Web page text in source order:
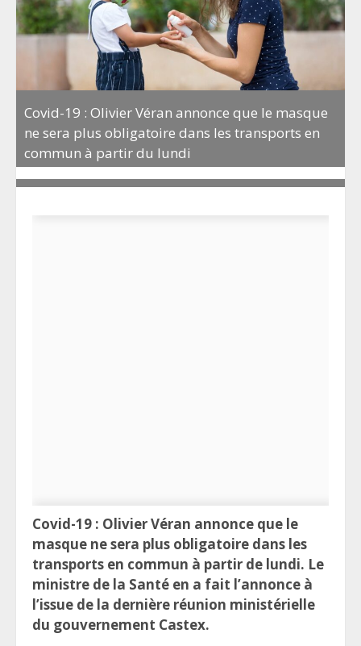
Covid-19 : Olivier Véran annonce que le masque
ne sera plus obligatoire dans les transports en
commun à partir du lundi
Covid-19 : Olivier Véran annonce que le
masque ne sera plus obligatoire dans les
transports en commun à partir de lundi. Le
ministre de la Santé en a fait l’annonce à
l’issue de la dernière réunion ministérielle
du gouvernement Castex.